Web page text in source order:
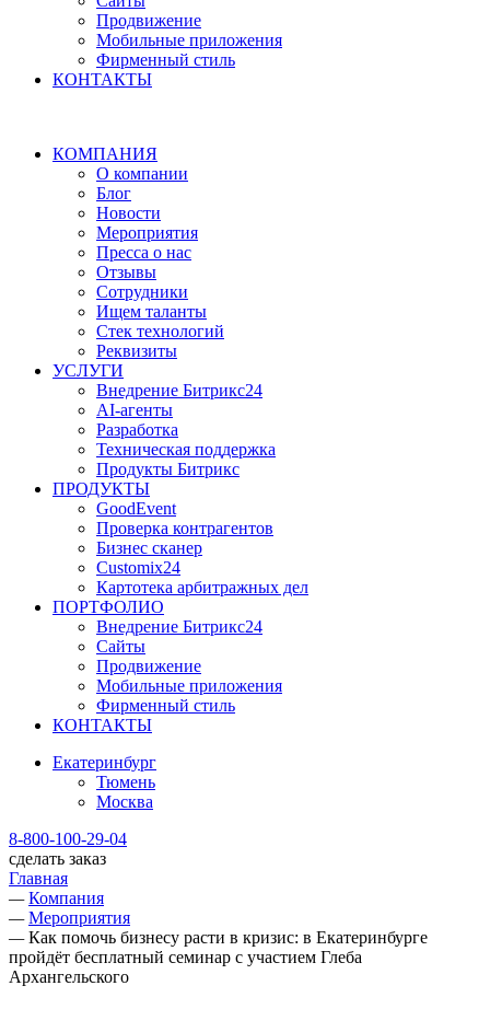
Продвижение
Мобильные приложения
Фирменный стиль
КОНТАКТЫ
КОМПАНИЯ
О компании
Блог
Новости
Мероприятия
Пресса о нас
Отзывы
Сотрудники
Ищем таланты
Стек технологий
Реквизиты
УСЛУГИ
Внедрение Битрикс24
AI-агенты
Разработка
Техническая поддержка
Продукты Битрикс
ПРОДУКТЫ
GoodEvent
Проверка контрагентов
Бизнес сканер
Customix24
Картотека арбитражных дел
ПОРТФОЛИО
Внедрение Битрикс24
Сайты
Продвижение
Мобильные приложения
Фирменный стиль
КОНТАКТЫ
Екатеринбург
Тюмень
Москва
8-800-100-29-04
сделать заказ
Главная
— Компания
— Мероприятия
— Как помочь бизнесу расти в кризис: в Екатеринбурге
пройдёт бесплатный семинар с участием Глеба
Архангельского